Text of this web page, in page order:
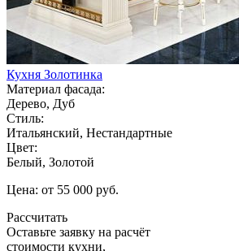
Кухня Золотинка
Материал фасада:
Дерево, Дуб
Стиль:
Итальянский, Нестандартные
Цвет:
Белый, Золотой
Цена: от 55 000 руб.
Рассчитать
Оставьте заявку на расчёт
стоимости кухни,